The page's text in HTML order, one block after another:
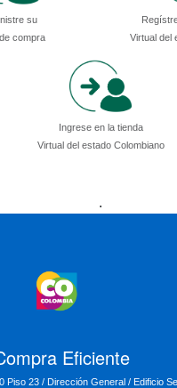
su
compra
Virtual del
Ingrese en la tienda
Virtual del estado Colombiano
MinRelaciones
MinHacienda
.
Eficiente
Piso 23 / Dirección General / Edificio